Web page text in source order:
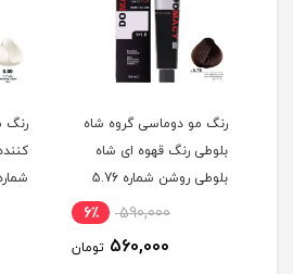
رنگ مو دوماسی گروه شاه
بلوطی رنگ قهوه ای شاه
بلوطی روشن شماره 5.76
590,000 6٪
560,000 تومان
رنگ